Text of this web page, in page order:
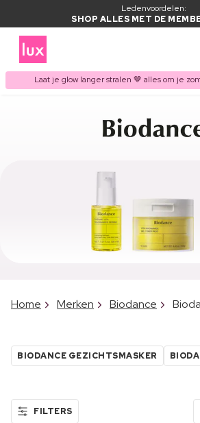
Ledenvoordelen:
SHOP ALLES MET DE
Laat je glow langer stralen 🤎 alles om je
Home Merken Biodance
BIODANCE GEZICHTSMASKER
FILTERS